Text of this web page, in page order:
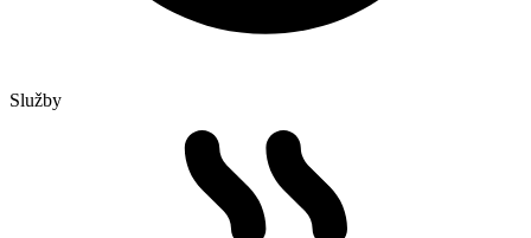
Služby